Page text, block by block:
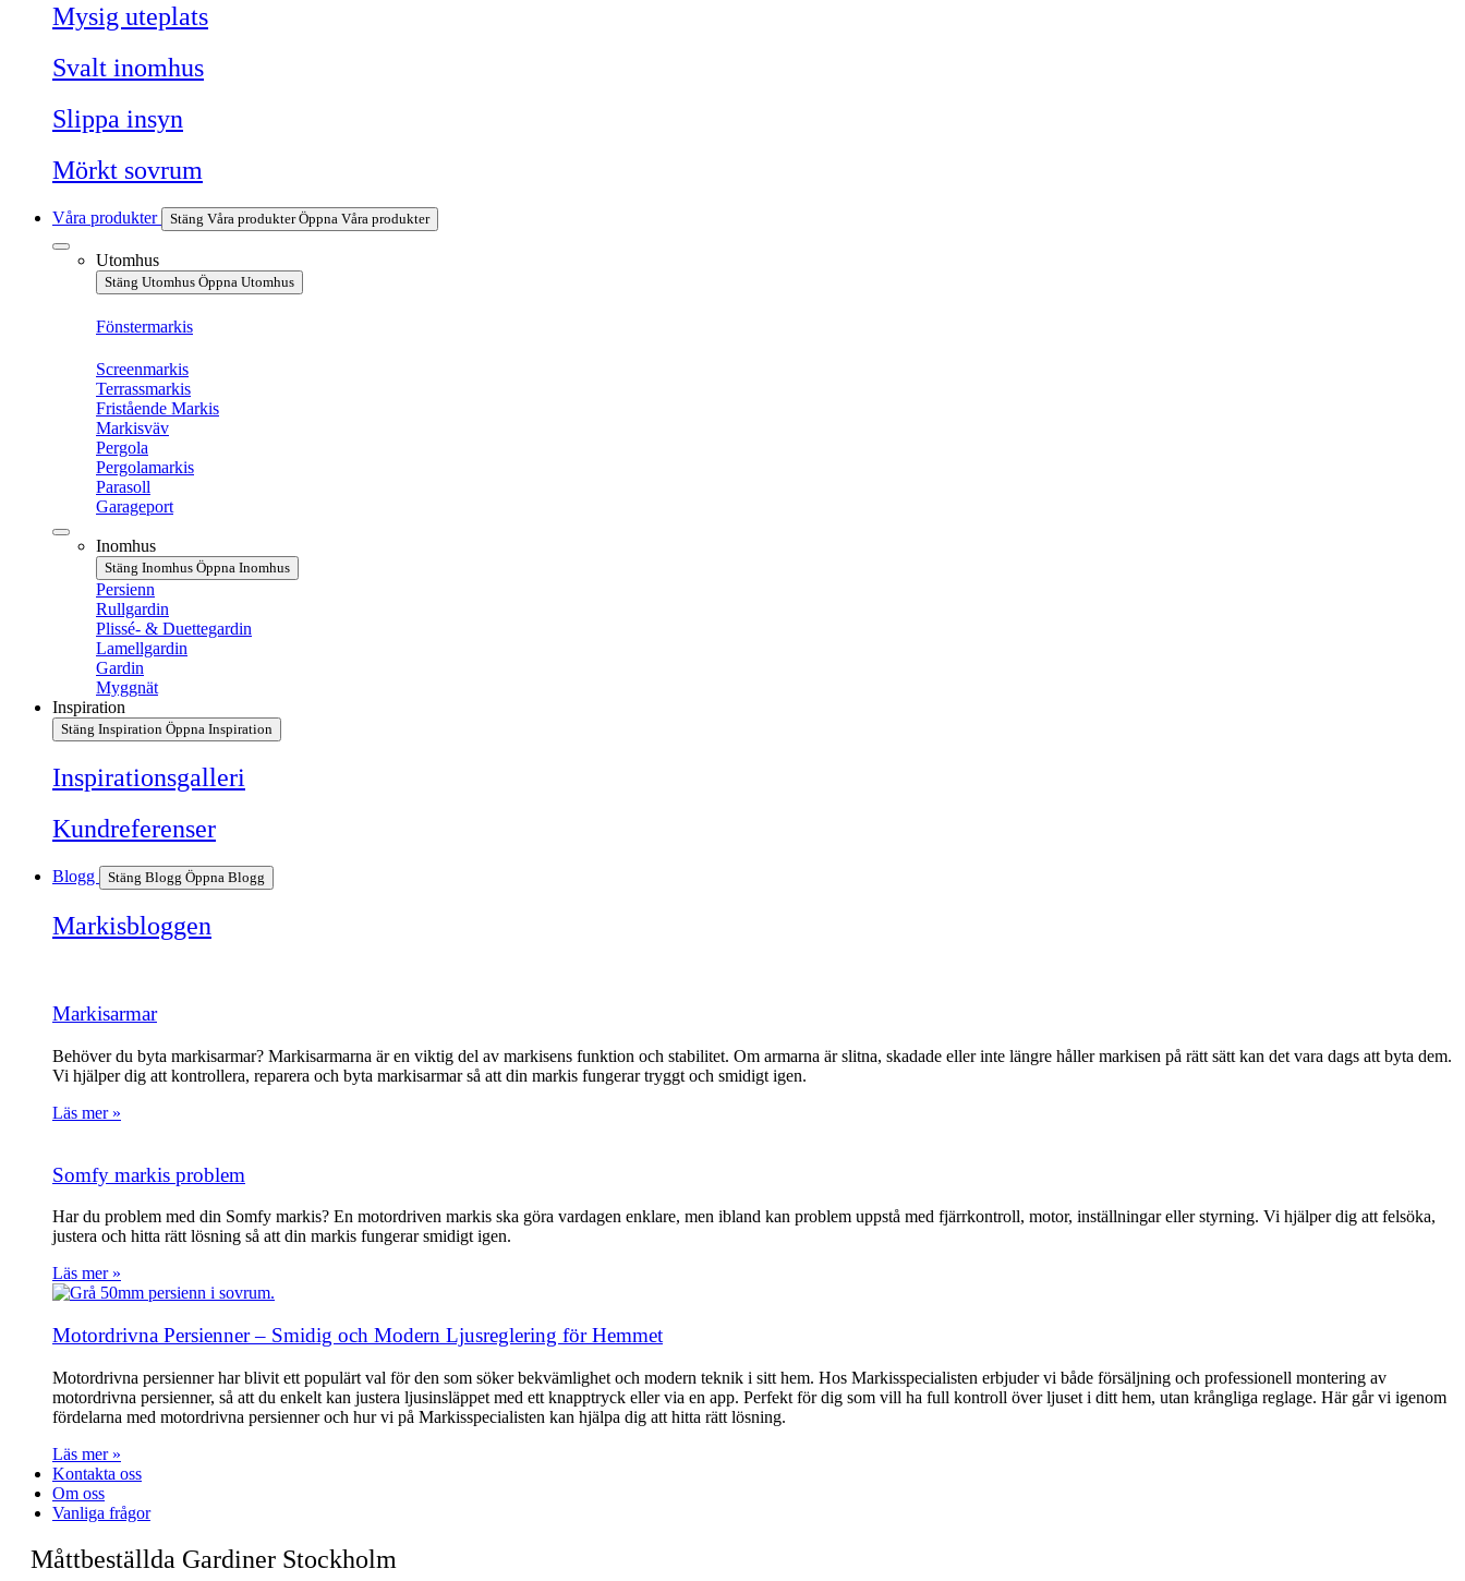
Mysig uteplats
Svalt inomhus
Slippa insyn
Mörkt sovrum
Våra produkter Stäng Våra produkter Öppna Våra produkter
Utomhus
Stäng Utomhus Öppna Utomhus
Fönstermarkis
Screenmarkis
Terrassmarkis
Fristående Markis
Markisväv
Pergola
Pergolamarkis
Parasoll
Garageport
Inomhus
Stäng Inomhus Öppna Inomhus
Persienn
Rullgardin
Plissé- & Duettegardin
Lamellgardin
Gardin
Myggnät
Inspiration
Stäng Inspiration Öppna Inspiration
Inspirationsgalleri
Kundreferenser
Blogg Stäng Blogg Öppna Blogg
Markisbloggen
Markisarmar
Behöver du byta markisarmar? Markisarmarna är en viktig del av markisens funktion och stabilitet. Om armarna är slitna, skadade eller inte längre håller markisen på rätt sätt kan det vara dags att byta dem.
Vi hjälper dig att kontrollera, reparera och byta markisarmar så att din markis fungerar tryggt och smidigt igen.
Läs mer »
Somfy markis problem
Har du problem med din Somfy markis? En motordriven markis ska göra vardagen enklare, men ibland kan problem uppstå med fjärrkontroll, motor, inställningar eller styrning. Vi hjälper dig att felsöka,
justera och hitta rätt lösning så att din markis fungerar smidigt igen.
Läs mer »
Motordrivna Persienner – Smidig och Modern Ljusreglering för Hemmet
Motordrivna persienner har blivit ett populärt val för den som söker bekvämlighet och modern teknik i sitt hem. Hos Markisspecialisten erbjuder vi både försäljning och professionell montering av
motordrivna persienner, så att du enkelt kan justera ljusinsläppet med ett knapptryck eller via en app. Perfekt för dig som vill ha full kontroll över ljuset i ditt hem, utan krångliga reglage. Här går vi igenom
fördelarna med motordrivna persienner och hur vi på Markisspecialisten kan hjälpa dig att hitta rätt lösning.
Läs mer »
Kontakta oss
Om oss
Vanliga frågor
Måttbeställda Gardiner Stockholm